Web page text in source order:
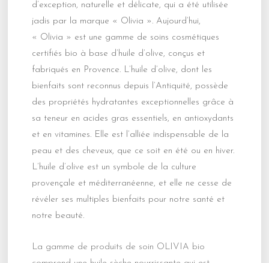
d’exception, naturelle et délicate, qui a été utilisée
jadis par la marque « Olivia ». Aujourd’hui,
« Olivia » est une gamme de soins cosmétiques
certifiés bio à base d’huile d’olive, conçus et
fabriqués en Provence. L’huile d’olive, dont les
bienfaits sont reconnus depuis l’Antiquité, possède
des propriétés hydratantes exceptionnelles grâce à
sa teneur en acides gras essentiels, en antioxydants
et en vitamines. Elle est l’alliée indispensable de la
peau et des cheveux, que ce soit en été ou en hiver.
L’huile d’olive est un symbole de la culture
provençale et méditerranéenne, et elle ne cesse de
révéler ses multiples bienfaits pour notre santé et
notre beauté.
La gamme de produits de soin OLIVIA bio